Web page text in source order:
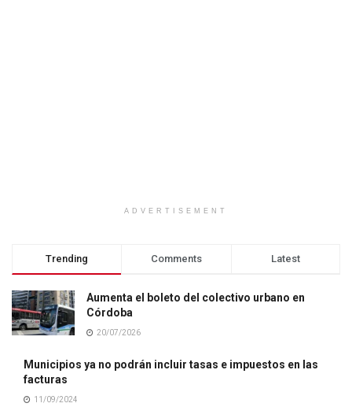
ADVERTISEMENT
Trending Comments Latest
Aumenta el boleto del colectivo urbano en
Córdoba
20/07/2026
Municipios ya no podrán incluir tasas e impuestos en las
facturas
11/09/2024